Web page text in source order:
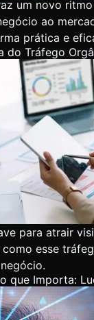
um novo
ao
prática e
do Tráfego
para atrair
esse
que Importa: